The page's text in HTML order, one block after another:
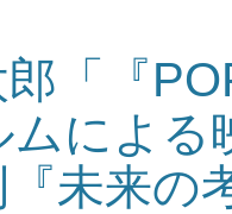
郎「『
ムによる
未来の